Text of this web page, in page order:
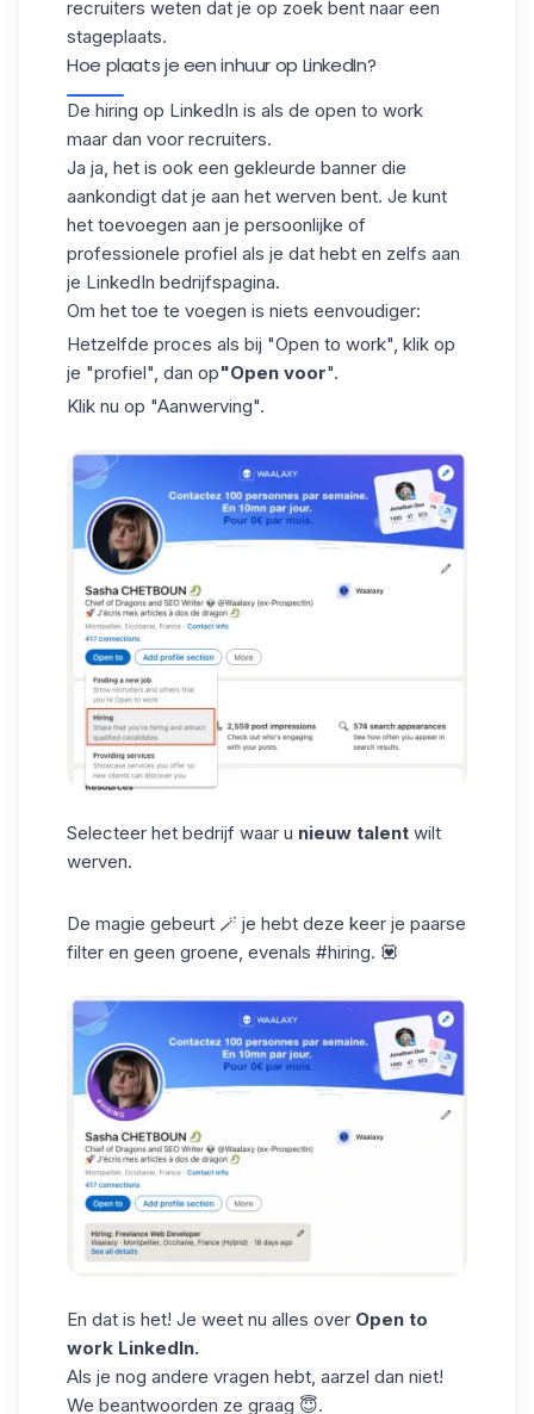
recruiters weten dat je op zoek bent naar een
stageplaats.
Hoe plaats je een inhuur op LinkedIn?
De hiring op LinkedIn is als de open to work
maar dan voor recruiters.
Ja ja, het is ook een gekleurde banner die
aankondigt dat je aan het werven bent. Je kunt
het toevoegen aan je persoonlijke of
professionele profiel als je dat hebt en zelfs aan
je LinkedIn bedrijfspagina.
Om het toe te voegen is niets eenvoudiger:
Hetzelfde proces als bij "Open to work", klik op
je "profiel", dan op"Open voor".
Klik nu op "Aanwerving".
Selecteer het bedrijf waar u nieuw talent wilt
werven.
De magie gebeurt 🪄 je hebt deze keer je paarse
filter en geen groene, evenals #hiring. 💟
En dat is het! Je weet nu alles over Open to
work LinkedIn.
Als je nog andere vragen hebt, aarzel dan niet!
We beantwoorden ze graag 😇.